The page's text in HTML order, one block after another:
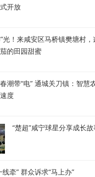
开放
”光！来咸安区马桥镇樊塘村，
的田园甜蜜
潮带“电” 通城关刀镇：智慧
度
“楚超”咸宁球星分享成长
线牵” 群众诉求“马上办”